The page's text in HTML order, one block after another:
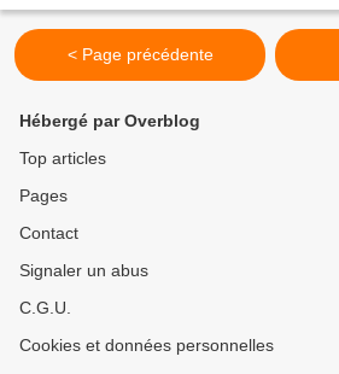
< Page précédente
Hébergé par Overblog
Top articles
Pages
Contact
Signaler un abus
C.G.U.
Cookies et données personnelles